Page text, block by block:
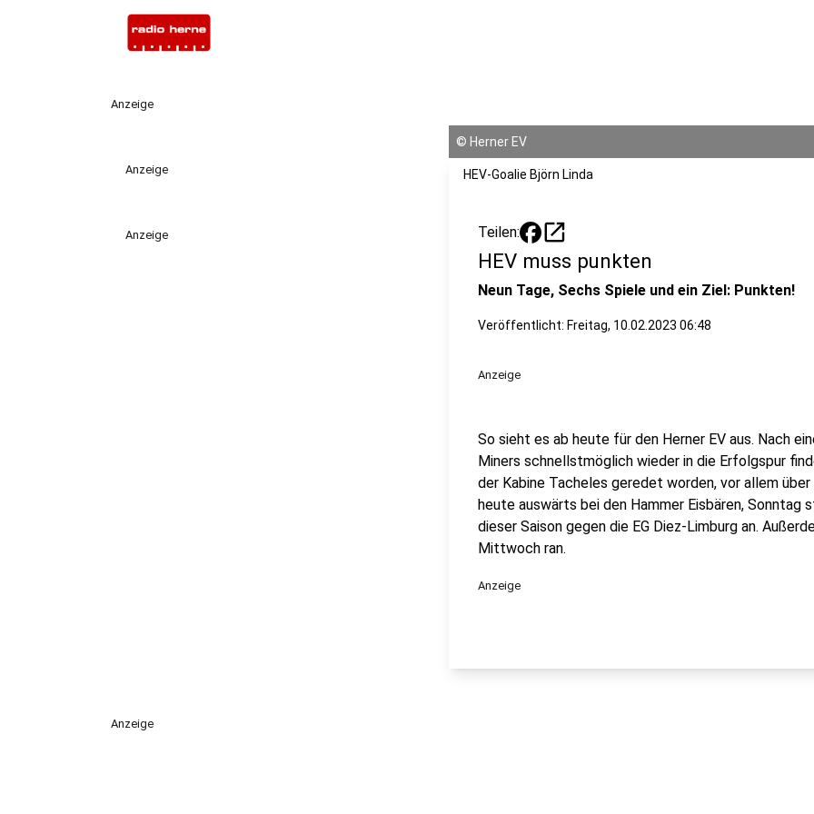
Anzeige
Anzeige
Anzeige
© Herner EV
HEV-Goalie Björn Linda
Teilen: open_in_new
HEV muss punkten
Neun Tage, Sechs Spiele und ein Ziel: Punkten!
Veröffentlicht: Freitag, 10.02.2023 06:48
Anzeige
So sieht es ab heute für den Herner EV aus. Nach
Miners schnellstmöglich wieder in die Erfolgspur
der Kabine Tacheles geredet worden, vor allem
heute auswärts bei den Hammer Eisbären,
dieser Saison gegen die EG Diez-Limburg an.
Mittwoch ran.
Anzeige
Anzeige